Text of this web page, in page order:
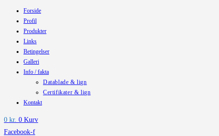
Forside
Profil
Produkter
Links
Betingelser
Galleri
Info / fakta
Datablade & lign
Certifikater & lign
Kontakt
0 kr. 0 Kurv
Facebook-f